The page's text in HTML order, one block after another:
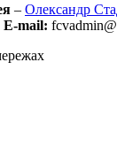
– Олександр
E-mail: